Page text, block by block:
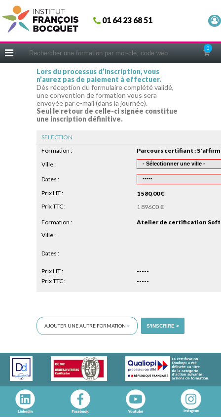
01 64 23 68 51
0
Fermer
ACCUEIL
CERIFICATIONS
INTRAS | SUR-MESURE
COACHING
EN PRATIQUE
CONSEILS MICRO-COACHING
PODCAST
WEBINAIRES
QUESTIONNAIRE GRATUIT
Lors du processus d’inscription, vous
n’aurez pas de paiement à effectuer.
Dès réception du formulaire complété validé,
une convention de formation vous sera
envoyée par e-mail (dans la journée).
Seul le retour de celle-ci signée constitue
une inscription définitive.
Formation :
Ville :
Dates :
Prix HT :
1 580,00 €
Prix TTC :
1 896,00 €
SELECTION
Formation :
Atelier de certification Soft
Ville :
Dates :
Prix HT :
-----
Prix TTC :
-----
AJOUTER UNE AUTRE FORMATION > S'INSCRIRE >